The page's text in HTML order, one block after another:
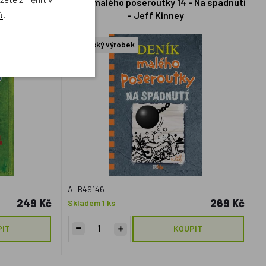
249 Kč
- Jeff Kinney
Český výrobek
ALB49146
Skladem 1 ks
269 Kč
KOUPIT
.